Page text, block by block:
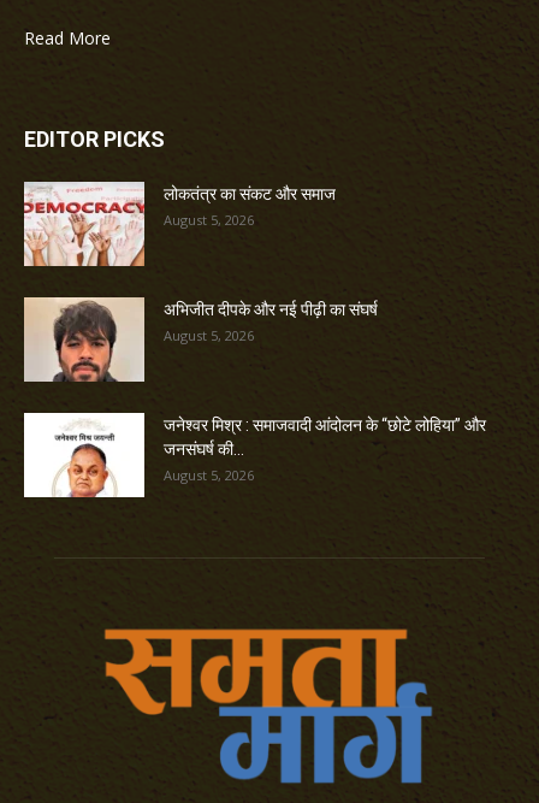
Read More
EDITOR PICKS
लोकतंत्र का संकट और समाज
August 5, 2026
अभिजीत दीपके और नई पीढ़ी का संघर्ष
August 5, 2026
जनेश्वर मिश्र : समाजवादी आंदोलन के “छोटे लोहिया” और
जनसंघर्ष की...
August 5, 2026